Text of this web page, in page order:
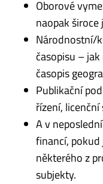
Oborové
naopak široce
Národnostní/
časopisu –
časopis
Publikační
řízení,
A v
financí,
některého z
subjekty.